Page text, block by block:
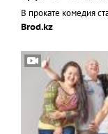
В прокате комедия
Brod.kz